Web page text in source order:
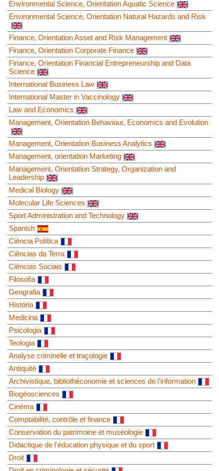
Environmental Science, Orientation Aquatic Science
Environmental Science, Orientation Natural Hazards and Risk
Finance, Orientation Asset and Risk Management
Finance, Orientation Corporate Finance
Finance, Orientation Financial Entrepreneurship and Data
Science
International Business Law
International Master in Vaccinology
Law and Economics
Management, Orientation Behaviour, Economics and Evolution
Management, Orientation Business Analytics
Management, orientation Marketing
Management, Orientation Strategy, Organization and
Leadership
Medical Biology
Molecular Life Sciences
Sport Administration and Technology
Spanish
Ciência Política
Ciências da Terra
Ciências Sociais
Filosofia
Geografia
História
Medicina
Psicologia
Teologia
Analyse criminelle et traçologie
Antiquité
Archivistique, bibliothéconomie et sciences de l'information
Biogéosciences
Cinéma
Comptabilité, contrôle et finance
Conservation du patrimoine et muséologie
Didactique de l'éducation physique et du sport
Droit